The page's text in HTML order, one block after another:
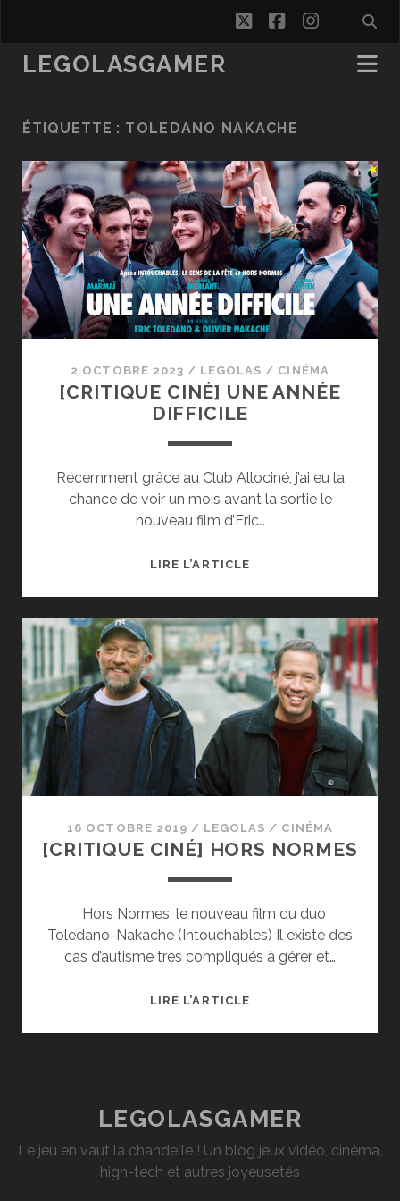
twitterfacebook
LEGOLASGAMER
ÉTIQUETTE : TOLEDANO NAKACHE
2 OCTOBRE 2023 / LEGOLAS / CINÉMA
[CRITIQUE CINÉ] UNE ANNÉE
DIFFICILE
Récemment grâce au Club Allociné, j’ai eu la
chance de voir un mois avant la sortie le
nouveau film d’Eric…
LIRE L’ARTICLE[CRITIQUE
ANNÉE
DIFFICILE
16 OCTOBRE 2019 / LEGOLAS / CINÉMA
[CRITIQUE CINÉ] HORS NORMES
Hors Normes, le nouveau film du duo
Toledano-Nakache (Intouchables) Il existe des
cas d’autisme très compliqués à gérer et…
LIRE L’ARTICLE[CRITIQUE
LEGOLASGAMER
Le jeu en vaut la chandelle ! Un blog jeux vidéo, cinéma,
high-tech et autres joyeusetés